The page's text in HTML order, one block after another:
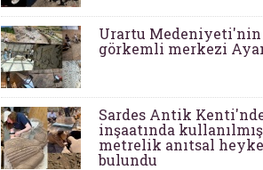
Urartu Medeniyeti'nin
görkemli merkezi
Sardes Antik
inşaatında
metrelik anıtsal
bulundu